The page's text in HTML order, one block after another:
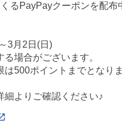
るPayPayクーポンを配布
3月2日(日)
場合がございます。
500ポイントまでとなりま
細よりご確認ください♪